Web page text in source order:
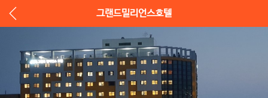
그랜드밀리언스호텔